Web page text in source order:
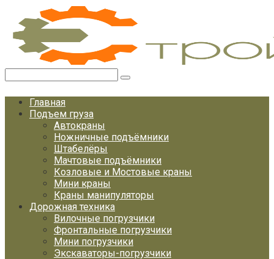
Перейти
контенту
Главная
Подъем груза
Автокраны
Ножничные подъёмники
Штабелёры
Мачтовые подъёмники
Козловые и Мостовые краны
Мини краны
Краны манипуляторы
Дорожная техника
Вилочные погрузчики
Фронтальные погрузчики
Мини погрузчики
Экскаваторы-погрузчики